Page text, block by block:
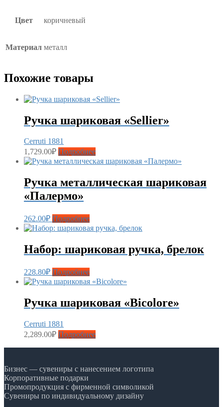
Цвет коричневый
Материал металл
Похожие товары
Ручка шариковая «Sellier»
Cerruti 1881
1,729.00₽ Подробнее
Ручка металлическая шариковая
«Палермо»
262.00₽ Подробнее
Набор: шариковая ручка, брелок
228.80₽ Подробнее
Ручка шариковая «Bicolore»
Cerruti 1881
2,289.00₽ Подробнее
Бизнес — сувениры с нанесением логотипа
Корпоративные подарки
Промопродукция с фирменной символикой
Сувениры по индивидуальному дизайну